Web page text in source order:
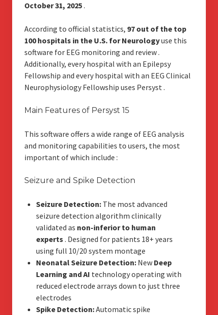
October 31, 2025.
According to official statistics, 97 out of the top
100 hospitals in the U.S. for Neurologyuse this
software for EEG monitoring and review.
Additionally, every hospital with an Epilepsy
Fellowship and every hospital with an EEG Clinical
Neurophysiology Fellowship uses Persyst.
Main Features of Persyst 15
This software offers a wide range of EEG analysis
and monitoring capabilities to users, the most
important of which include :
Seizure and Spike Detection
Seizure Detection:The most advanced
seizure detection algorithm clinically
validated as non-inferior to human
experts . Designed for patients 18+ years
using full 10/20 system montage
Neonatal Seizure Detection:New Deep
Learning and AI technology operating with
reduced electrode arrays down to just three
electrodes
Spike Detection:Automatic spike